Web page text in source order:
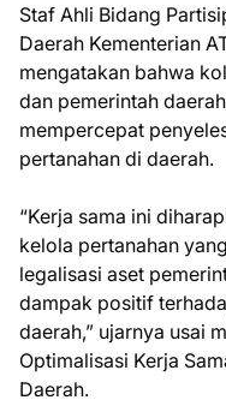
Staf Ahli Bidang
Daerah Kementerian
mengatakan bahwa
dan pemerintah
mempercepat
pertanahan di daerah.
“Kerja sama ini
kelola pertanahan
legalisasi aset
dampak positif
daerah,” ujarnya usai
Optimalisasi Kerja
Daerah.